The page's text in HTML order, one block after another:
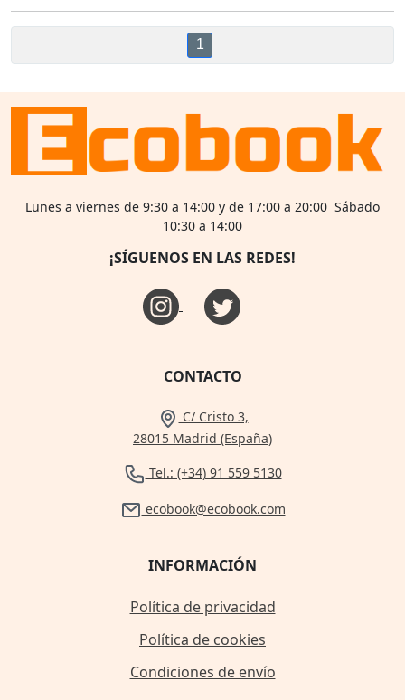
1
Lunes a viernes de 9:30 a 14:00 y de 17:00 a 20:00 Sábado
10:30 a 14:00
¡SÍGUENOS EN LAS REDES!
CONTACTO
C/ Cristo 3,
28015 Madrid (España)
Tel.: (+34) 91 559 5130
ecobook@ecobook.com
INFORMACIÓN
Política de privacidad
Política de cookies
Condiciones de envío